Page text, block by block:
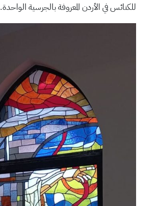
للكنائس في الأردن المعروفة بالجرسية الواحدة.